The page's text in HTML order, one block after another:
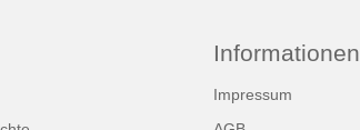
Informationen
Impressum